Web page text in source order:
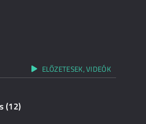
ELŐZETESEK, VIDEÓK
(12)